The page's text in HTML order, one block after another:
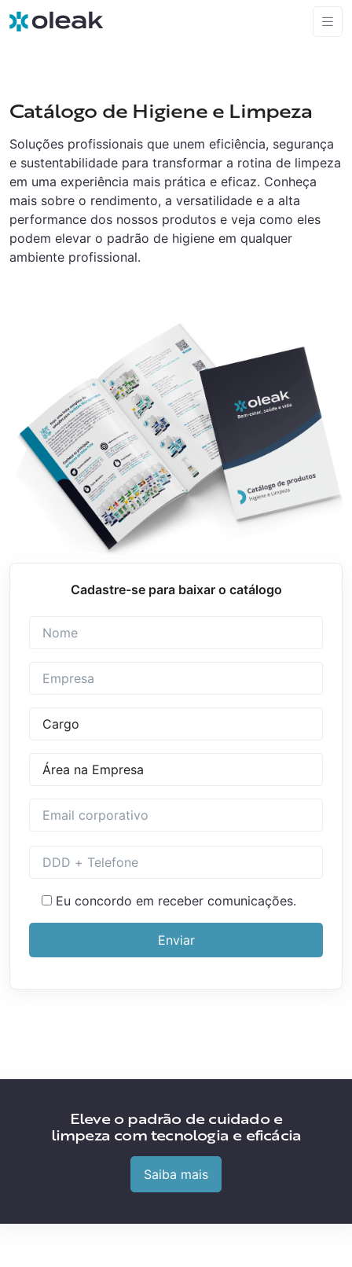
Catálogo de Higiene e Limpeza
Soluções profissionais que unem eficiência, segurança
e sustentabilidade para transformar a rotina de limpeza
em uma experiência mais prática e eficaz. Conheça
mais sobre o rendimento, a versatilidade e a alta
performance dos nossos produtos e veja como eles
podem elevar o padrão de higiene em qualquer
ambiente profissional.
Cadastre-se para baixar o catálogo
Please
this
Eu concordo em receber comunicações.
Eleve o padrão de cuidado e
limpeza com tecnologia e eficácia
Saiba mais